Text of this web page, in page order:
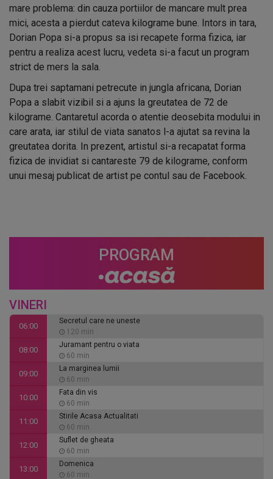
mare problema: din cauza portiilor de mancare mult prea
mici, acesta a pierdut cateva kilograme bune. Intors in tara,
Dorian Popa si-a propus sa isi recapete forma fizica, iar
pentru a realiza acest lucru, vedeta si-a facut un program
strict de mers la sala.
Dupa trei saptamani petrecute in jungla africana, Dorian
Popa a slabit vizibil si a ajuns la greutatea de 72 de
kilograme. Cantaretul acorda o atentie deosebita modului in
care arata, iar stilul de viata sanatos l-a ajutat sa revina la
greutatea dorita. In prezent, artistul si-a recapatat forma
fizica de invidiat si cantareste 79 de kilograme, conform
unui mesaj publicat de artist pe contul sau de Facebook.
PROGRAM
VINERI
06:00
Secretul care ne uneste
120 min
08:00
Juramant pentru o viata
60 min
09:00
La marginea lumii
60 min
10:00
Fata din vis
60 min
11:00
Stirile Acasa Actualitati
60 min
12:00
Suflet de gheata
60 min
13:00
Domenica
60 min